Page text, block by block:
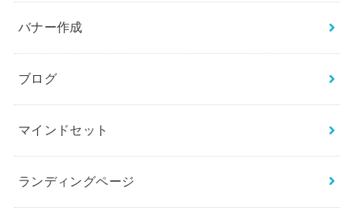
バナー作成
ブログ
マインドセット
ランディングページ